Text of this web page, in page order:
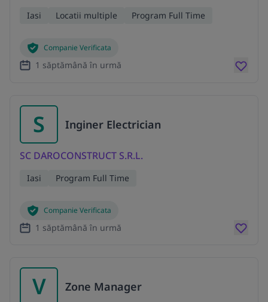
Iasi Locatii multiple Program Full Time
Companie Verificata
1 săptămână în urmă
S Inginer Electrician
SC DAROCONSTRUCT S.R.L.
Iasi Program Full Time
Companie Verificata
1 săptămână în urmă
V Zone Manager